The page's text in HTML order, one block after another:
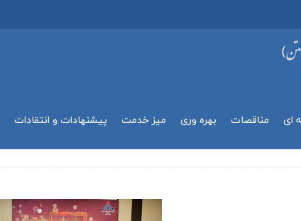
اي مناقصات بهره وري میز خدمت پیشنهادات و انتقادات